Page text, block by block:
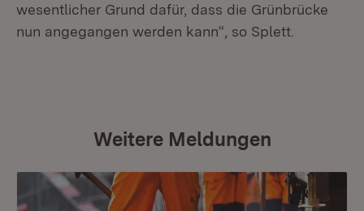
wesentlicher Grund dafür, dass die Grünbrücke
nun angegangen werden kann“, so Splett.
Weitere Meldungen